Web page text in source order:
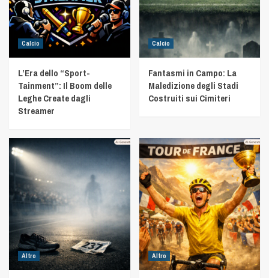
Calcio
L’Era dello “Sport-
Tainment”: Il Boom delle
Leghe Create dagli
Streamer
Calcio
Fantasmi in Campo: La
Maledizione degli Stadi
Costruiti sui Cimiteri
Altro Altro